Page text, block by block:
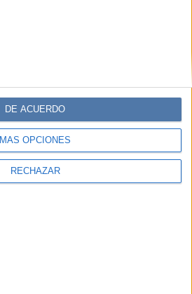
MÁS OPCIONES
RECHAZAR
DE ACUERDO